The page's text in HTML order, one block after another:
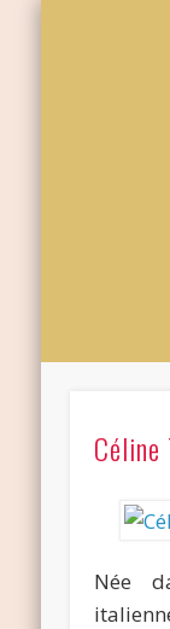
Céline
Née